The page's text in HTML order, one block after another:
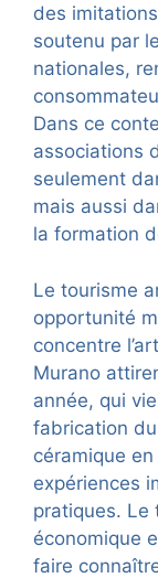
des
soutenu par
nationales,
Dans ce
associations
seulement
mais aussi
la formation
Le tourisme
opportunité
concentre
Murano
année, qui
fabrication
céramique
expériences
pratiques. Le
économique
faire